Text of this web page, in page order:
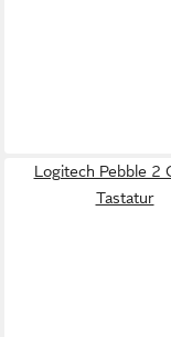
Logitech Pebble 2
Tastatur